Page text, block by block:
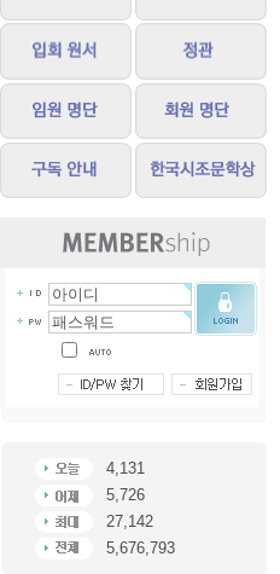
4,131
5,726
27,142
5,676,793